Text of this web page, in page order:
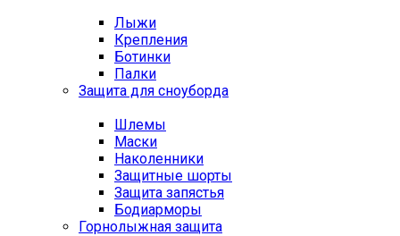
Лыжи
Крепления
Ботинки
Палки
Защита для сноуборда
Шлемы
Маски
Наколенники
Защитные шорты
Защита запястья
Бодиарморы
Горнолыжная защита